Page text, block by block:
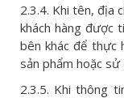
2.3.4. Khi tên, địa
khách hàng được
bên khác để thực
sản phẩm hoặc sử
2.3.5. Khi thông